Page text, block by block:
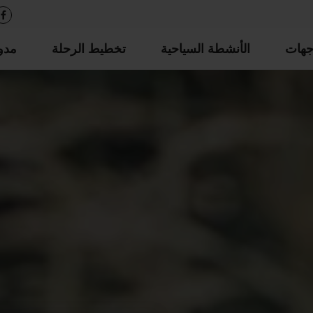
الأنشطة السياحية تخطيط الرحلة